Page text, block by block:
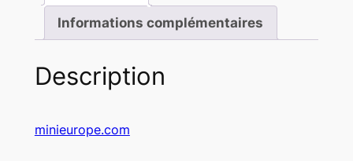
a
i
t
:
:
d
e
I
Informations complémentaires
Description
minieurope.com